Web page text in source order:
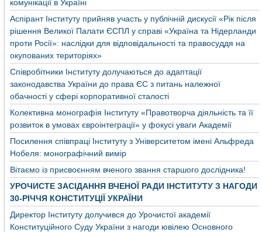
комунікації в Україні
Аспірант Інституту прийняв участь у публічній дискусії «Рік після
рішення Великої Палати ЄСПЛ у справі «Україна та Нідерланди
проти Росії»: наслідки для відповідальності та правосуддя на
окупованих територіях»
Співробітники Інституту долучаються до адаптації
законодавства України до права ЄС з питань належної
обачності у сфері корпоративної сталості
Колективна монографія Інституту «Правотворча діяльність та її
розвиток в умовах євроінтеграції» у фокусі уваги Академії
Посилення співпраці Інституту з Університетом імені Альфреда
Нобеля: монографічний вимір
Вітаємо із присвоєнням вченого звання старшого дослідника!
УРОЧИСТЕ ЗАСІДАННЯ ВЧЕНОЇ РАДИ ІНСТИТУТУ З НАГОДИ
30-РІЧЧЯ КОНСТИТУЦІЇ УКРАЇНИ
Директор Інституту долучився до Урочистої академії
Конституційного Суду України з нагоди ювілею Основного